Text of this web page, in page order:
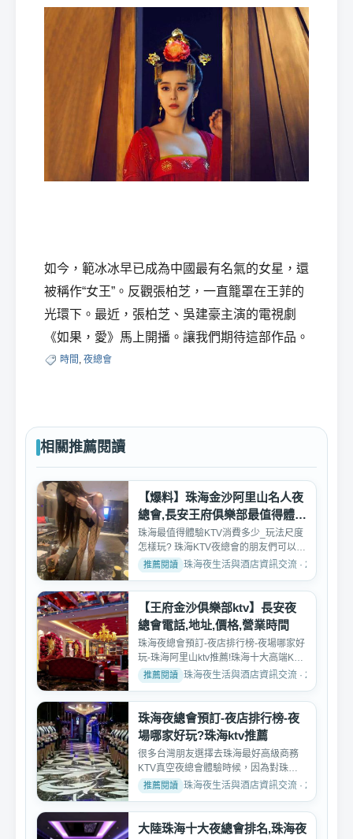
如今，範冰冰早已成為中國最有名氣的女星，還
被稱作“女王”。反觀張柏芝，一直籠罩在王菲的
光環下。最近，張柏芝、吳建豪主演的電視劇
《如果，愛》馬上開播。讓我們期待這部作品。
時間 , 夜總會
相關推薦閱讀
【爆料】珠海金沙阿里山名人夜
總會,長安王府俱樂部最值得體驗
消費
珠海最值得體驗KTV消費多少_玩法尺度
怎樣玩? 珠海KTV夜總會的朋友們可以諮
詢我們，全面為你解答...
珠海夜生活與酒店資訊交流 · 2024-08-
【王府金沙俱樂部ktv】長安夜
總會電話,地址,價格,營業時間
珠海夜總會預訂-夜店排行榜-夜場哪家好
玩-珠海阿里山ktv推薦!珠海十大高端KTV
夜總會排名銀都富爵...珠海夜生活與酒店資訊交流 · 2025-05-
珠海夜總會預訂-夜店排行榜-夜
場哪家好玩?珠海ktv推薦
很多台灣朋友選擇去珠海最好高級商務
KTV真空夜總會體驗時候，因為對珠海
真空夜總會KTV葷台陪唱服...
珠海夜生活與酒店資訊交流 · 2026-05-
大陸珠海十大夜總會排名,珠海夜